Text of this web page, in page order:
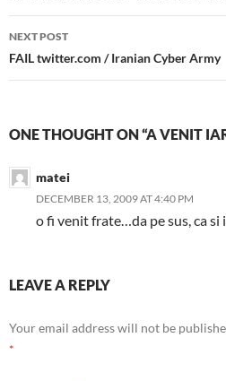
NEXT POST
FAIL twitter.com / Iranian Cyber Army
ONE THOUGHT ON “A VENIT
matei
DECEMBER 13, 2009 AT 4:40 PM
o fi venit frate…da pe sus, ca si
LEAVE A REPLY
Your email address will not be
*